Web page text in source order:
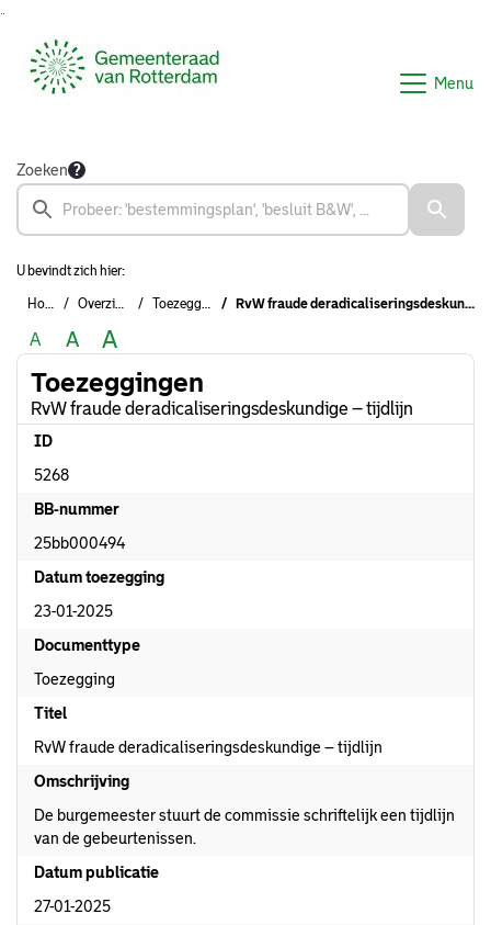
Menu
Zoeken
U bevindt zich hier:
Home Overzichten Toezeggingen RvW fraude deradicaliseringsdeskundige – tijdlijn
A A A
Toezeggingen
RvW fraude deradicaliseringsdeskundige – tijdlijn
ID
5268
BB-nummer
25bb000494
Datum toezegging
23-01-2025
Documenttype
Toezegging
Titel
RvW fraude deradicaliseringsdeskundige – tijdlijn
Omschrijving
De burgemeester stuurt de commissie schriftelijk een tijdlijn
van de gebeurtenissen.
Datum publicatie
27-01-2025